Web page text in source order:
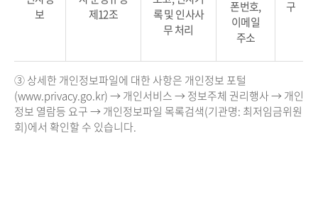
보
제12조
록 및 인사사
무 처리
폰번호,
이메일
주소
구
③ 상세한 개인정보파일에 대한 사항은 개인정보 포털
(www.privacy.go.kr) → 개인서비스 → 정보주체 권리행사 → 개인
정보 열람등 요구 → 개인정보파일 목록검색(기관명: 최저임금위원
회)에서 확인할 수 있습니다.